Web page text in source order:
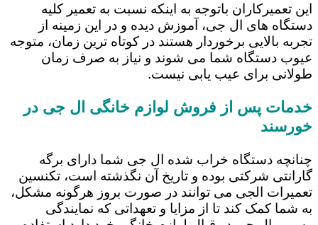
این تعمیرکاران باتوجه به اینکه نسبت به تعمیر کلیه
دستگاه های ال جی، آموزش دیده و در این زمینه از
تجربه بالایی برخوردار هستند در کوتاه ترین زمان، متوجه
عیوب دستگاه شما می شوند و نیاز به صرف زمان
طولانی برای عیب یابی نیست.
خدمات پس از فروش لوازم خانگی ال جی در
خورسند
چنانچه دستگاه خراب شده ال جی شما دارای برگه
گارانتی شرکتی بوده و تاریخ آن نگذشته است، تکنسین
تعمیرات الجی می توانند در صورت بروز هرگونه مشکل،
به شما کمک کند تا از مزایا و تعهداتی که نمایندگی